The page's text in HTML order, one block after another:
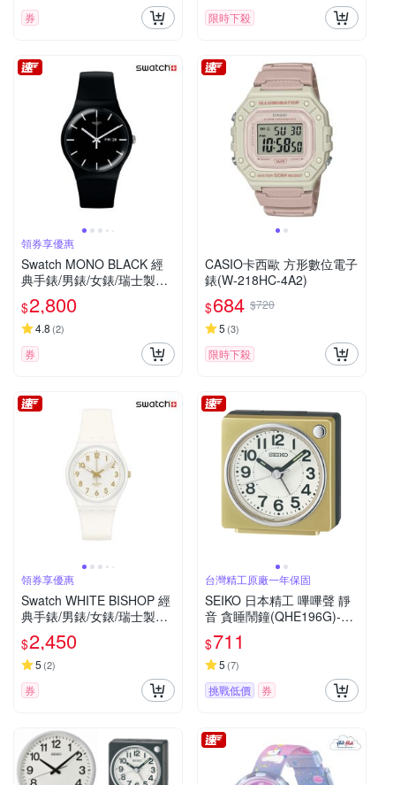
券 限時下殺
領券享優惠
Swatch MONO BLACK 經
典手錶/男錶/女錶/瑞士製造
SO29B704 (41mm)
$2,800
4.8 (2)
券
CASIO卡西歐 方形數位電子
錶(W-218HC-4A2)
$684 $720
5 (3)
限時下殺
領券享優惠
Swatch WHITE BISHOP 經
典手錶/男錶/女錶/瑞士製造
SO28W106-S14 (34mm)
$2,450
5 (2)
券
台灣精工原廠一年保固
SEIKO 日本精工 嗶嗶聲 靜
音 貪睡鬧鐘(QHE196G)-金/
6.6X6.6cm
$711
5 (7)
挑戰低價 券